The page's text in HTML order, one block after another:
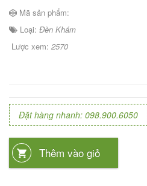
Mã sản phẩm:
Loại: Đèn Khám
Lược xem: 2570
Đặt hàng nhanh: 098.900.6050
Thêm vào giỏ